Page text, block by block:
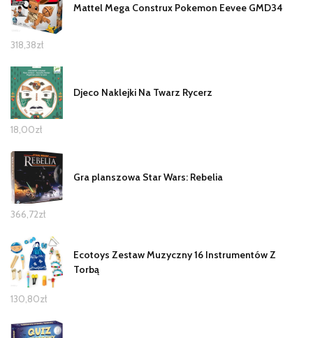
Mattel Mega Construx Pokemon Eevee GMD34
318,38zł
Djeco Naklejki Na Twarz Rycerz
18,00zł
Gra planszowa Star Wars: Rebelia
366,72zł
Ecotoys Zestaw Muzyczny 16 Instrumentów Z
Torbą
130,80zł